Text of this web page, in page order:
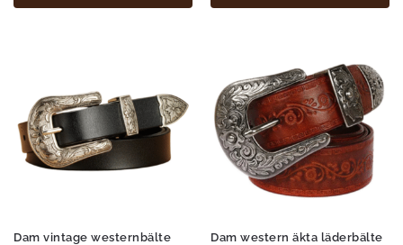
Dam vintage westernbälte
Dam western äkta läderbälte